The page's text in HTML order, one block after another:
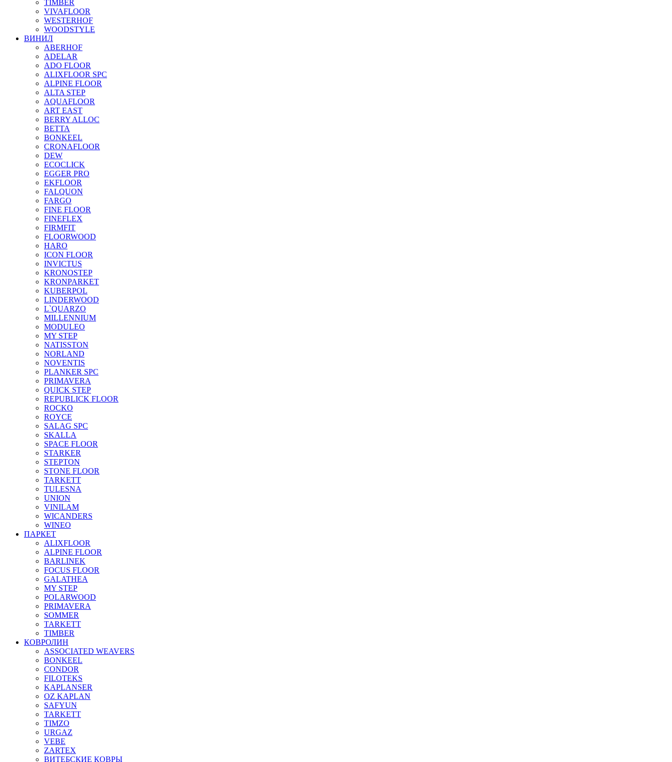
TIMBER
VIVAFLOOR
WESTERHOF
WOODSTYLE
ВИНИЛ
ABERHOF
ADELAR
ADO FLOOR
ALIXFLOOR SPC
ALPINE FLOOR
ALTA STEP
AQUAFLOOR
ART EAST
BERRY ALLOC
BETTA
BONKEEL
CRONAFLOOR
DEW
ECOCLICK
EGGER PRO
EKFLOOR
FALQUON
FARGO
FINE FLOOR
FINEFLEX
FIRMFIT
FLOORWOOD
HARO
ICON FLOOR
INVICTUS
KRONOSTEP
KRONPARKET
KUBERPOL
LINDERWOOD
L`QUARZO
MILLENNIUM
MODULEO
MY STEP
NATISSTON
NORLAND
NOVENTIS
PLANKER SPC
PRIMAVERA
QUICK STEP
REPUBLICK FLOOR
ROCKO
ROYCE
SALAG SPC
SKALLA
SPACE FLOOR
STARKER
STEPTON
STONE FLOOR
TARKETT
TULESNA
UNION
VINILAM
WICANDERS
WINEO
ПАРКЕТ
ALIXFLOOR
ALPINE FLOOR
BARLINEK
FOCUS FLOOR
GALATHEA
MY STEP
POLARWOOD
PRIMAVERA
SOMMER
TARKETT
TIMBER
КОВРОЛИН
ASSOCIATED WEAVERS
BONKEEL
CONDOR
FILOTEKS
KAPLANSER
OZ KAPLAN
SAFYUN
TARKETT
TIMZO
URGAZ
VEBE
ZARTEX
ВИТЕБСКИЕ КОВРЫ